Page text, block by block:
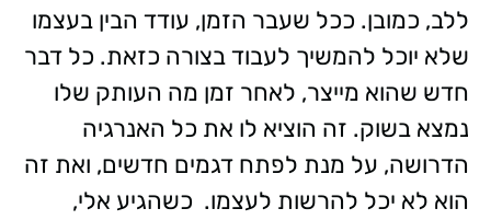
ללב, כמובן. ככל שעבר הזמן, עודד הבין בעצמו
שלא יוכל להמשיך לעבוד בצורה כזאת. כל דבר
חדש שהוא מייצר, לאחר זמן מה העותק שלו
נמצא בשוק. זה הוציא לו את כל האנרגיה
הדרושה, על מנת לפתח דגמים חדשים, ואת זה
הוא לא יכל להרשות לעצמו. כשהגיע אלי,